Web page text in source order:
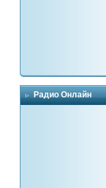
Радио Онлайн